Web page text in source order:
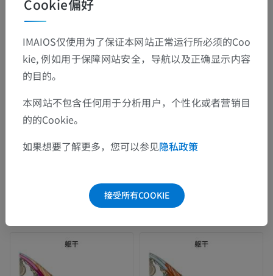
Cookie偏好
IMAIOS仅使用为了保证本网站正常运行所必须的Coo
kie, 例如用于保障网站安全，导航以及正确显示内容
的目的。
本网站不包含任何用于分析用户，个性化或者营销目
的的Cookie。
如果想要了解更多，您可以参见隐私政策
接受所有COOKIE